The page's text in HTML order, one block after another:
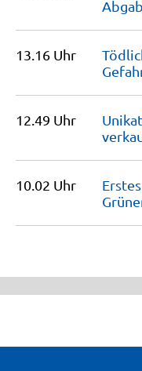
13.16 Uhr
12.49 Uhr
10.02 Uhr